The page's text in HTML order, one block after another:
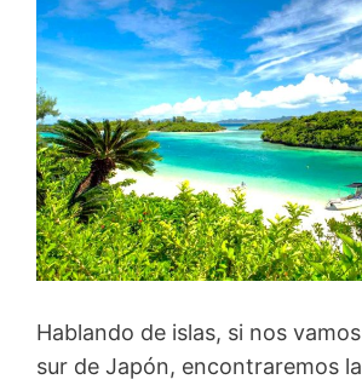
Hablando de islas, si nos
sur de Japón, encontraremos